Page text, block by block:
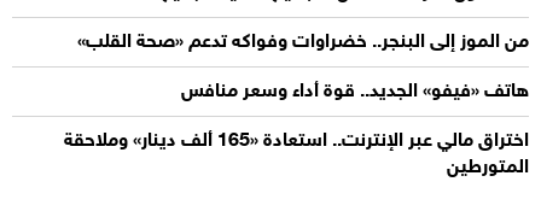
من الموز إلى البنجر.. خضراوات وفواكه تدعم «صحة القلب»
هاتف «فيفو» الجديد.. قوة أداء وسعر منافس
اختراق مالي عبر الإنترنت.. استعادة «165 ألف دينار» وملاحقة
المتورطين